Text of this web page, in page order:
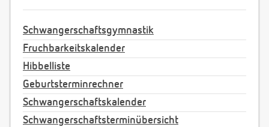
Schwangerschaftsgymnastik
Fruchbarkeitskalender
Hibbelliste
Geburtsterminrechner
Schwangerschaftskalender
Schwangerschaftsterminübersicht